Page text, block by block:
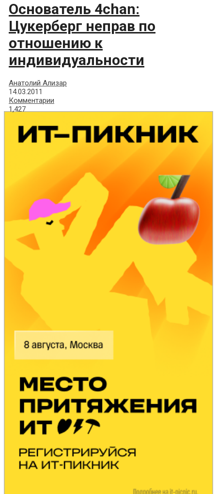
Основатель 4chan:
Цукерберг неправ по
отношению к
индивидуальности
Анатолий Ализар
14.03.2011
Комментарии
1,427